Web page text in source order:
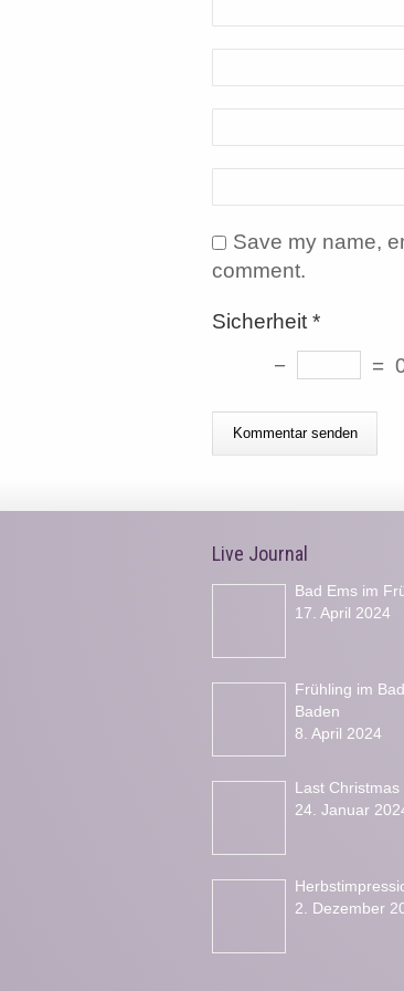
Save my name,
comment.
Sicherheit *
−
=
Live Journal
Bad Ems im
17. April 2024
Frühling im
Baden
8. April 2024
Last Christmas
24. Januar
2. Dezember